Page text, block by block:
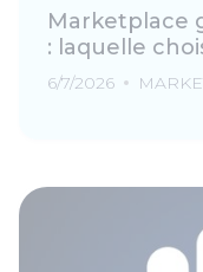
Marketplace
: laquelle
6/7/2026